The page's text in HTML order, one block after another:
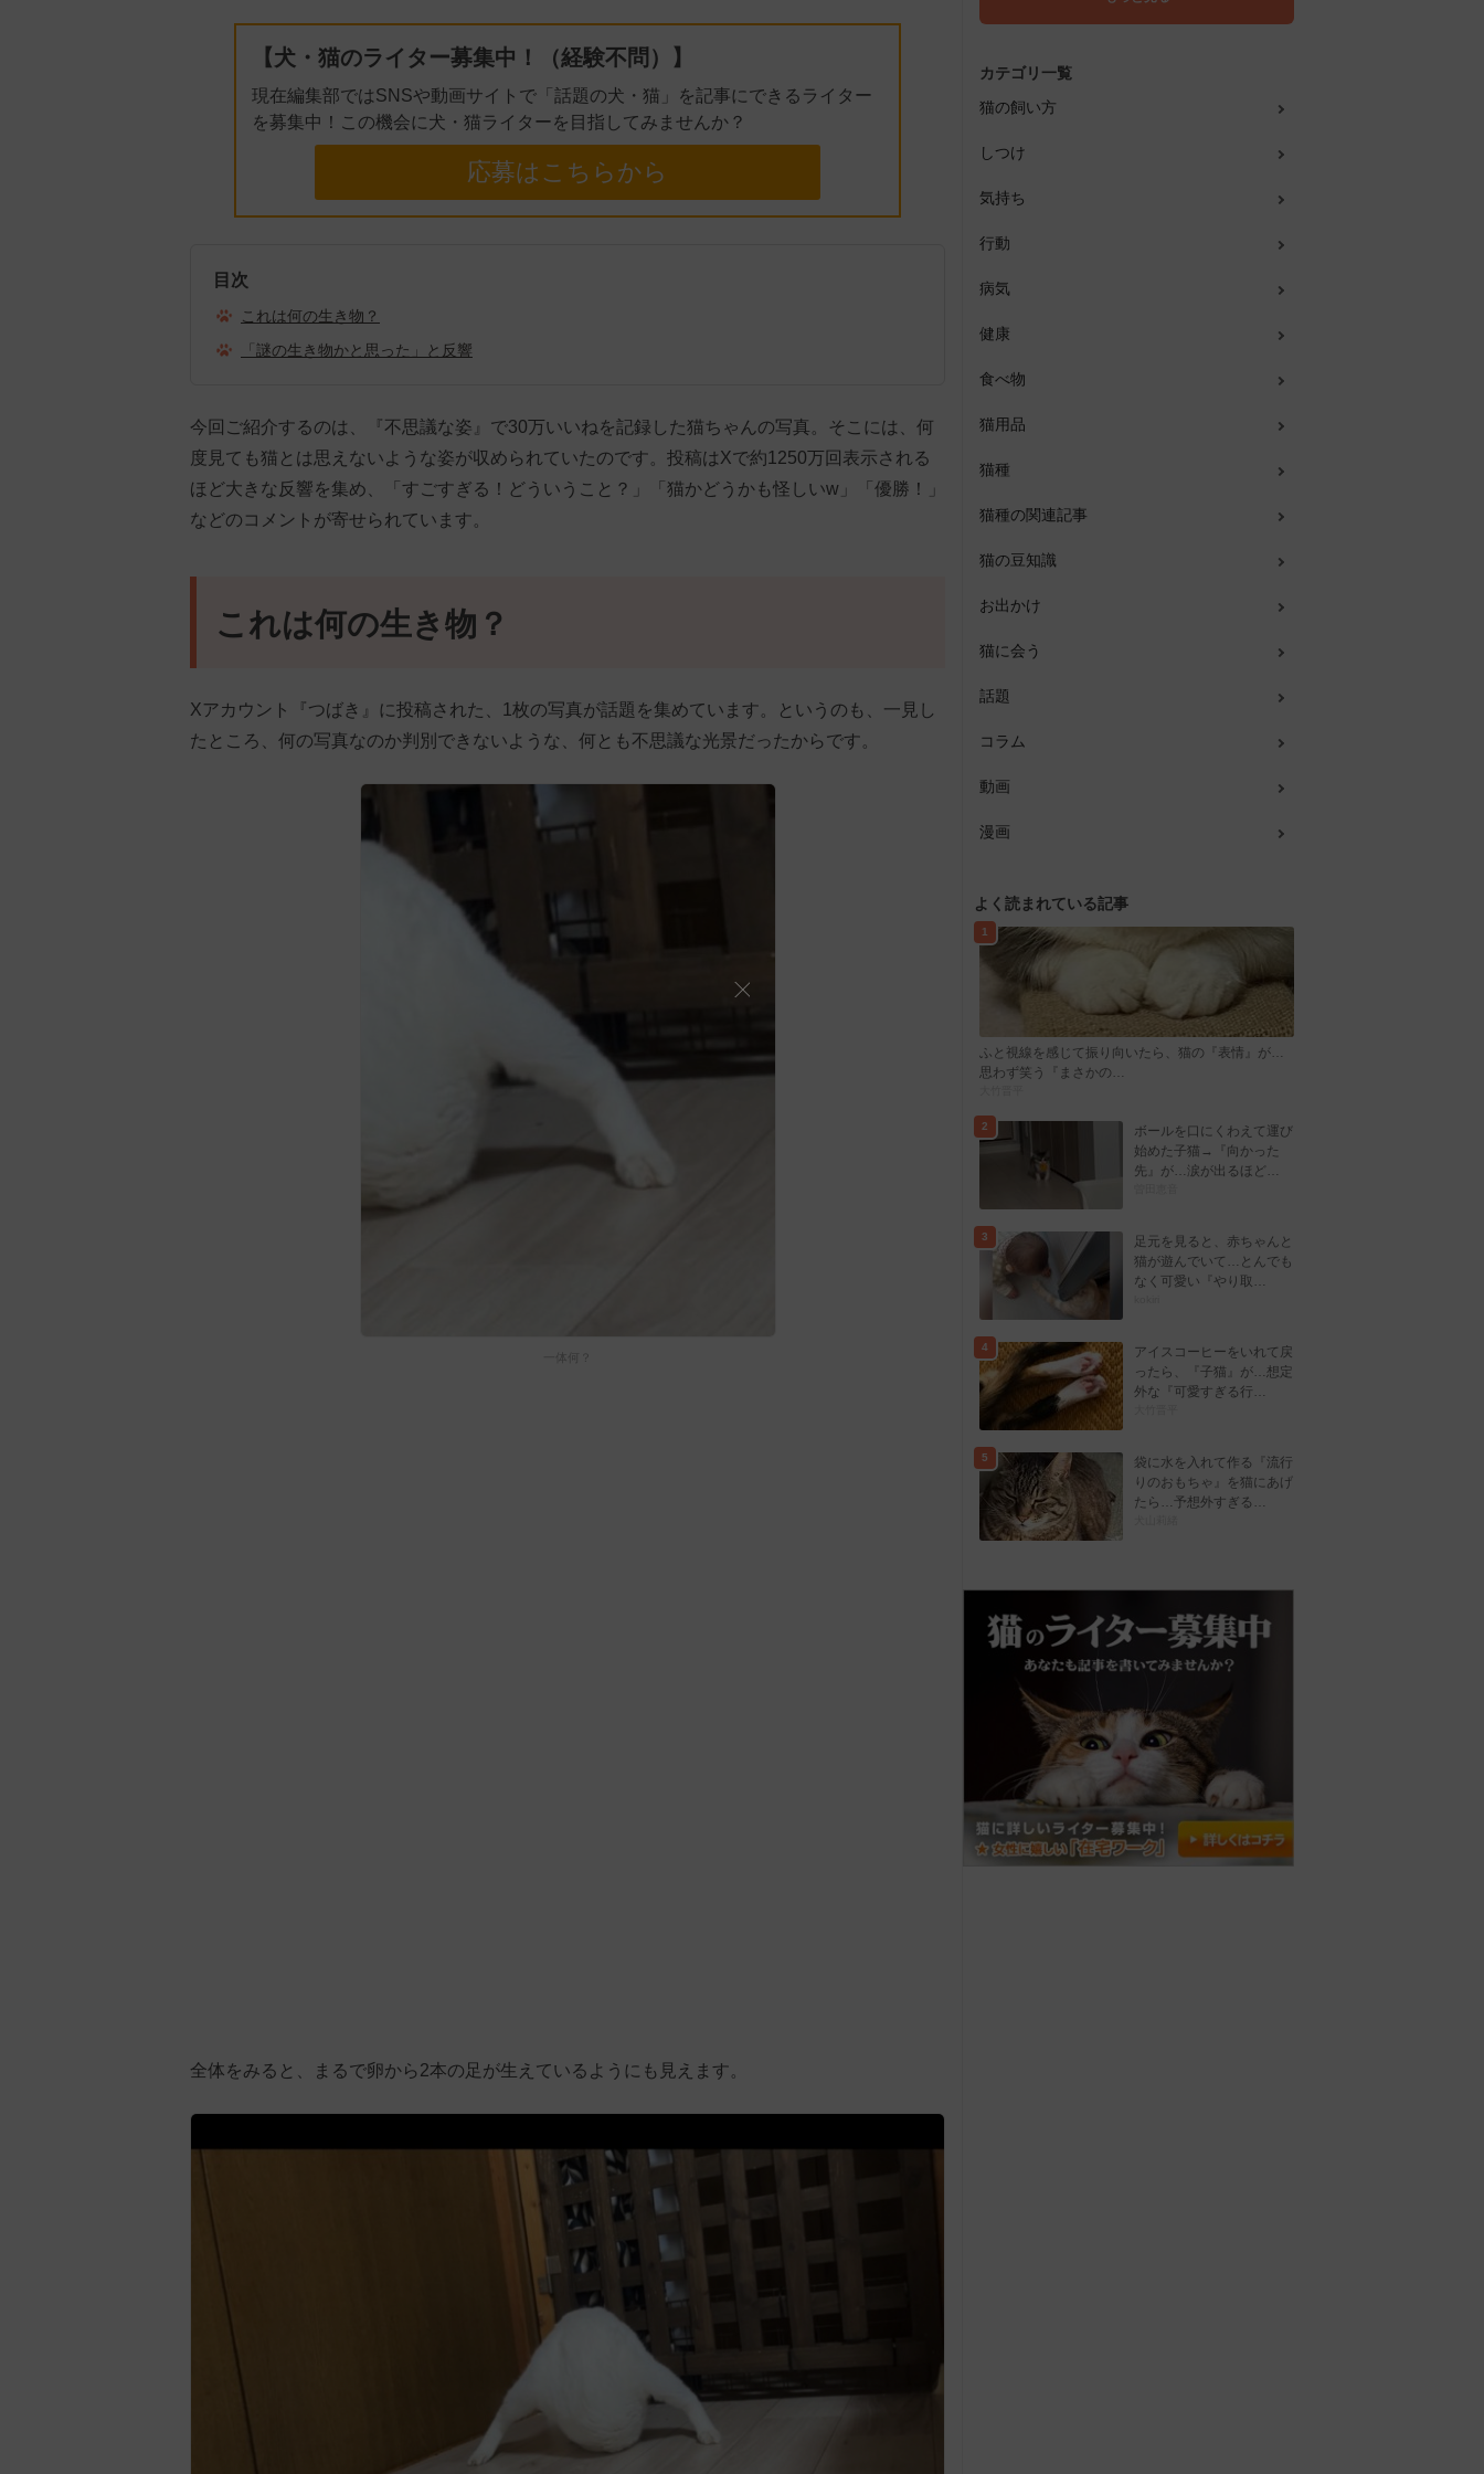
【犬・猫のライター募集中！（経験不問）】
現在編集部ではSNSや動画サイトで「話題の犬・猫」を記事にできるライター
を募集中！この機会に犬・猫ライターを目指してみませんか？
応募はこちらから
目次
これは何の生き物？
「謎の生き物かと思った」と反響
今回ご紹介するのは、『不思議な姿』で30万いいねを記録した猫ちゃんの写真。そこには、何
度見ても猫とは思えないような姿が収められていたのです。投稿はXで約1250万回表示される
ほど大きな反響を集め、「すごすぎる！どういうこと？」「猫かどうかも怪しいw」「優勝！」
などのコメントが寄せられています。
これは何の生き物？
Xアカウント『つばき』に投稿された、1枚の写真が話題を集めています。というのも、一見し
たところ、何の写真なのか判別できないような、何とも不思議な光景だったからです。
一体何？
全体をみると、まるで卵から2本の足が生えているようにも見えます。
カテゴリ一覧
猫の飼い方
しつけ
気持ち
行動
病気
健康
食べ物
猫用品
猫種
猫種の関連記事
猫の豆知識
お出かけ
猫に会う
話題
コラム
動画
漫画
よく読まれている記事
1
ふと視線を感じて振り向いたら、猫の『表情』が…
思わず笑う『まさかの…
2
ボールを口にくわえて運び
始めた子猫→『向かった
先』が…涙が出るほど…
3
足元を見ると、赤ちゃんと
猫が遊んでいて…とんでも
なく可愛い『やり取…
4
アイスコーヒーをいれて戻
ったら、『子猫』が…想定
外な『可愛すぎる行…
5
袋に水を入れて作る『流行
りのおもちゃ』を猫にあげ
たら…予想外すぎる…